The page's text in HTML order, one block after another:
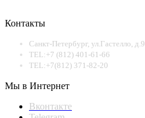
Контакты
Санкт-Петербург, ул.Гастелло, д.9
TEL:+7 (812) 401-61-66
TEL:+7(812) 371-82-20
Мы в Интернет
Вконтакте